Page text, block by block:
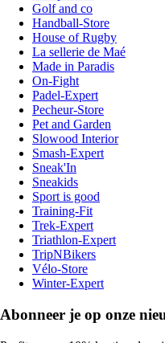
Golf and co
Handball-Store
House of Rugby
La sellerie de Maé
Made in Paradis
On-Fight
Padel-Expert
Pecheur-Store
Pet and Garden
Slowood Interior
Smash-Expert
Sneak'In
Sneakids
Sport is good
Training-Fit
Trek-Expert
Triathlon-Expert
TripNBikers
Vélo-Store
Winter-Expert
Abonneer je op onze